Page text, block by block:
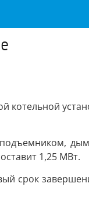
котельной
1,25 МВт.
срок